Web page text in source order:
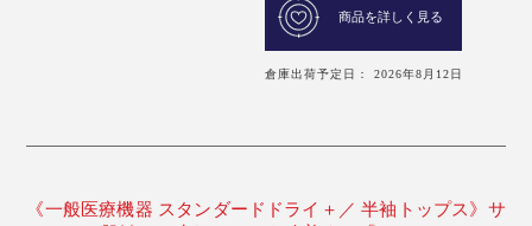
商品を詳しく見る
倉庫出荷予定日： 2026年8月12日
《一般医療機器 スタンダードドライ＋／ 半袖トップス》サ